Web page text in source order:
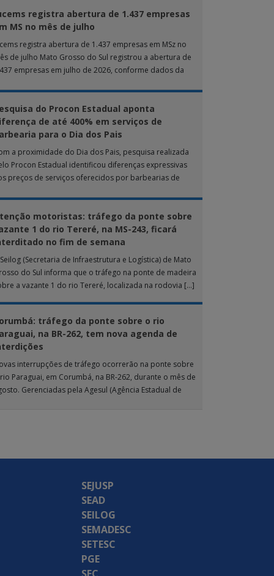
registra abertura de 1.437 empresas
MS no mês de julho
registra abertura de 1.437 empresas em MSz no
de julho Mato Grosso do Sul registrou a abertura de
empresas em julho de 2026, conforme dados da
do Procon Estadual aponta
de até 400% em serviços de
para o Dia dos Pais
a proximidade do Dia dos Pais, pesquisa realizada
Procon Estadual identificou diferenças expressivas
preços de serviços oferecidos por barbearias de
motoristas: tráfego da ponte sobre
1 do rio Tereré, na MS-243, ficará
no fim de semana
(Secretaria de Infraestrutura e Logística) de Mato
do Sul informa que o tráfego na ponte de madeira
a vazante 1 do rio Tereré, localizada na rodovia […]
tráfego da ponte sobre o rio
na BR-262, tem nova agenda de
interrupções de tráfego ocorrerão na ponte sobre
Paraguai, em Corumbá, na BR-262, durante o mês de
Gerenciadas pela Agesul (Agência Estadual de
SEJUSP
SEAD
SEILOG
SEMADESC
SETESC
PGE